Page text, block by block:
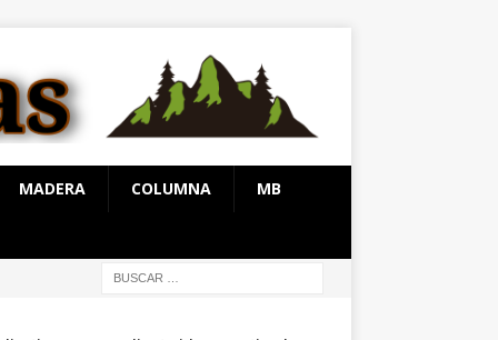
MADERA COLUMNA MB